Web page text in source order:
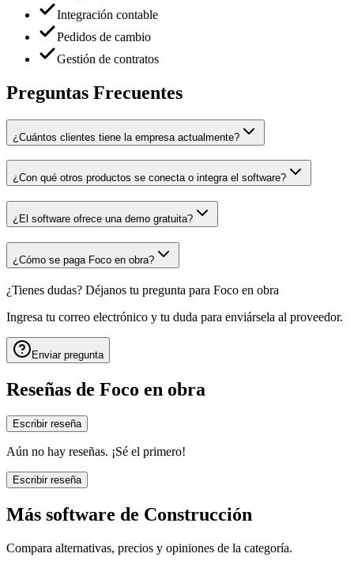
Integración contable
Pedidos de cambio
Gestión de contratos
Preguntas Frecuentes
¿Cuántos clientes tiene la empresa actualmente?
¿Con qué otros productos se conecta o integra el software?
¿El software ofrece una demo gratuita?
¿Cómo se paga Foco en obra?
¿Tienes dudas? Déjanos tu pregunta para Foco en obra
Ingresa tu correo electrónico y tu duda para enviársela al proveedor.
Enviar pregunta
Reseñas de Foco en obra
Escribir reseña
Aún no hay reseñas. ¡Sé el primero!
Escribir reseña
Más software de Construcción
Compara alternativas, precios y opiniones de la categoría.